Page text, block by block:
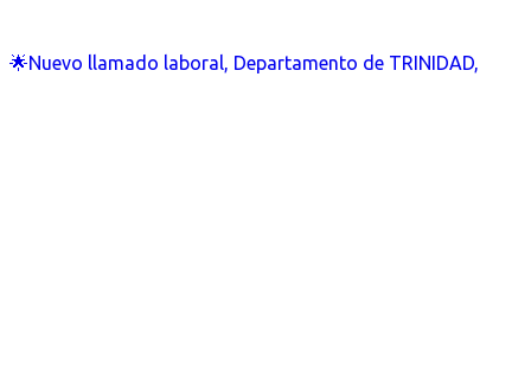
🌟Nuevo llamado laboral, Departamento de TRINIDAD,